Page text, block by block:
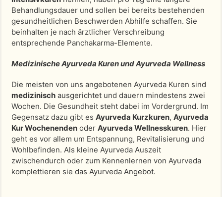
Behandlungsdauer und sollen bei bereits bestehenden
gesundheitlichen Beschwerden Abhilfe schaffen. Sie
beinhalten je nach ärztlicher Verschreibung
entsprechende Panchakarma-Elemente.
Medizinische Ayurveda Kuren und Ayurveda Wellness
Die meisten von uns angebotenen Ayurveda Kuren sind
medizinisch ausgerichtet und dauern mindestens zwei
Wochen. Die Gesundheit steht dabei im Vordergrund. Im
Gegensatz dazu gibt es Ayurveda Kurzkuren, Ayurveda
Kur Wochenenden oder Ayurveda Wellnesskuren. Hier
geht es vor allem um Entspannung, Revitalisierung und
Wohlbefinden. Als kleine Ayurveda Auszeit
zwischendurch oder zum Kennenlernen von Ayurveda
komplettieren sie das Ayurveda Angebot.